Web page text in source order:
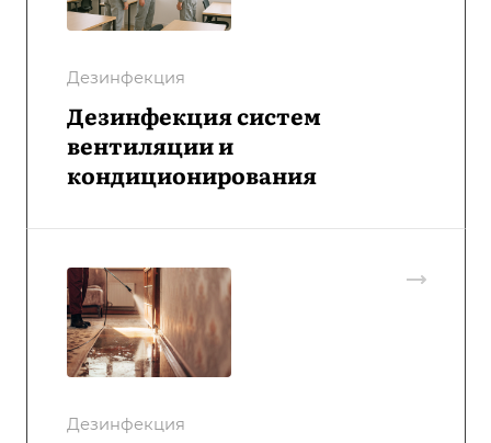
Дезинфекция
Дезинфекция систем
вентиляции и
кондиционирования
Дезинфекция